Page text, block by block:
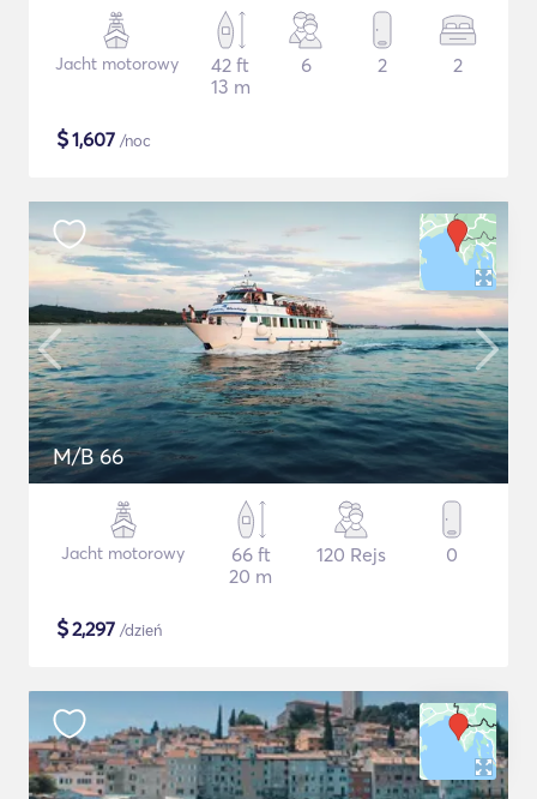
Jacht motorowy
42 ft
13 m
6 2 2
$1,607 /noc
M/B 66
Jacht motorowy
66 ft
20 m
120 Rejs 0
$2,297 /dzień